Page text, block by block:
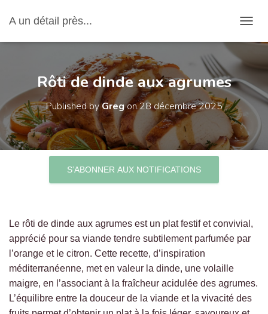
A un détail près...
Rôti de dinde aux agrumes
Published byGregon28 décembre 2025
S’ABONNER AUX NOTIFICATIONS
Le rôti de dinde aux agrumes est un plat festif et convivial,
apprécié pour sa viande tendre subtilement parfumée par
l’orange et le citron. Cette recette, d’inspiration
méditerranéenne, met en valeur la dinde, une volaille
maigre, en l’associant à la fraîcheur acidulée des agrumes.
L’équilibre entre la douceur de la viande et la vivacité des